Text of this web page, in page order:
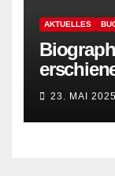
AKTUELLES
23. MAI 2025